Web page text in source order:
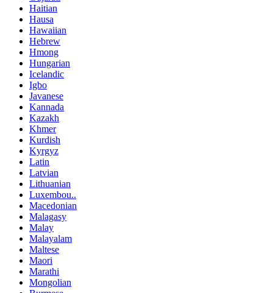
Haitian
Hausa
Hawaiian
Hebrew
Hmong
Hungarian
Icelandic
Igbo
Javanese
Kannada
Kazakh
Khmer
Kurdish
Kyrgyz
Latin
Latvian
Lithuanian
Luxembou..
Macedonian
Malagasy
Malay
Malayalam
Maltese
Maori
Marathi
Mongolian